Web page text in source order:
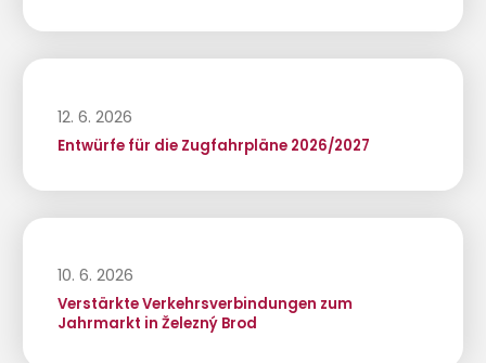
12. 6. 2026
Entwürfe für die Zugfahrpläne 2026/2027
10. 6. 2026
Verstärkte Verkehrsverbindungen zum
Jahrmarkt in Železný Brod